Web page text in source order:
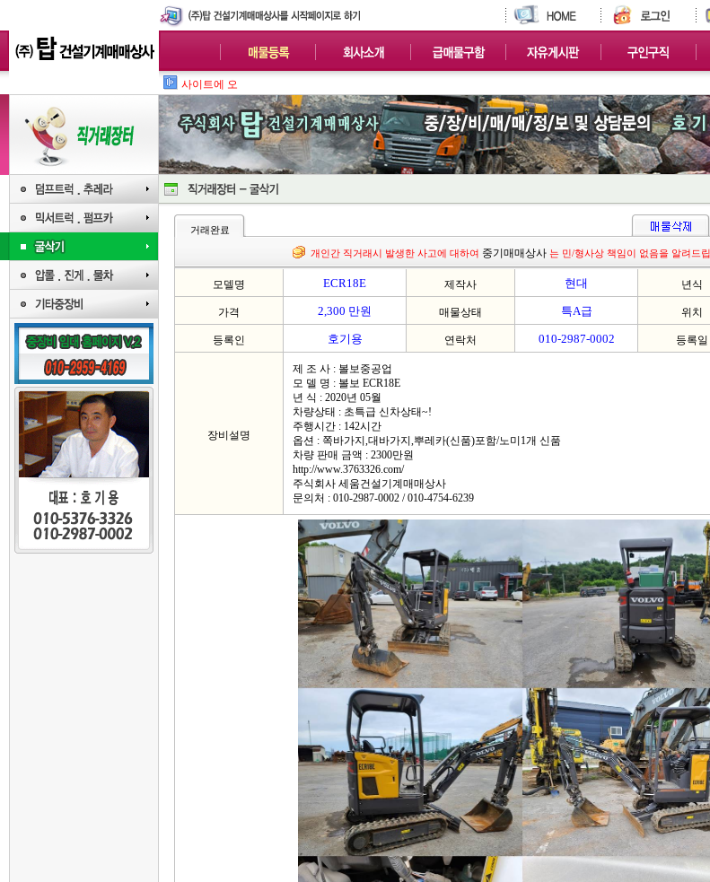
사이트에 오신걸 환영
거래완료
개인간 직거래시 발생한 사고에 대하여 중기매매상사 는 민/형사상 책임이 없음을 알려드
모델명 ECR18E 제작사 현대 년식
가격 2,300 만원 매물상태 특A급 위치
등록인 호기용 연락처 010-2987-0002 등록일
장비설명
제 조 사 : 볼보중공업
모 델 명 : 볼보 ECR18E
년 식 : 2020년 05월
차량상태 : 초특급 신차상태~!
주행시간 : 142시간
옵션 : 쪽바가지,대바가지,뿌레카(신품)포함/노미1개 신품
차량 판매 금액 : 2300만원
http://www.3763326.com/
주식회사 세움건설기계매매상사
문의처 : 010-2987-0002 / 010-4754-6239